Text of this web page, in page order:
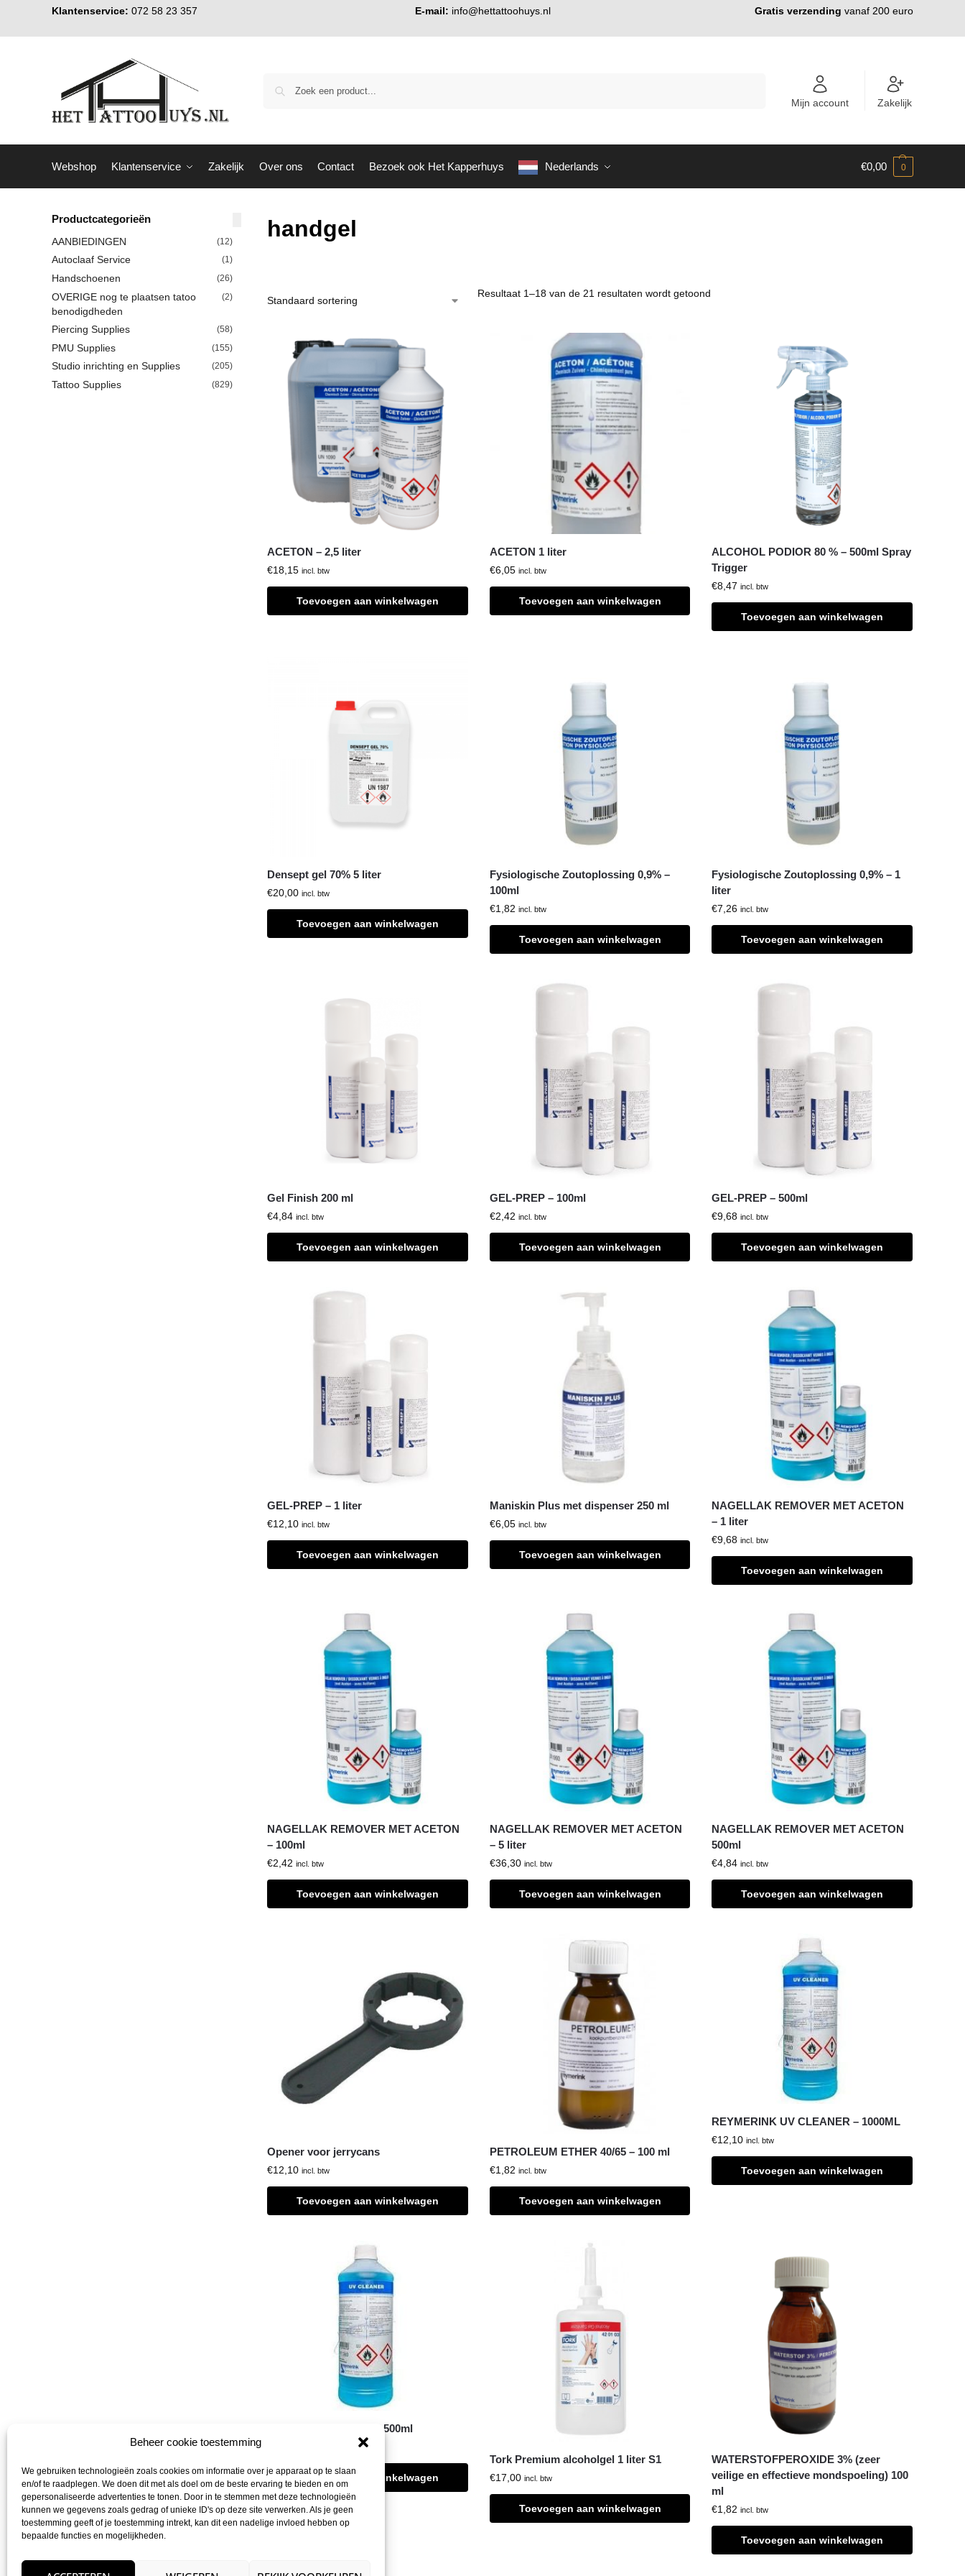
Beheer cookie toestemming
We gebruiken technologieën zoals cookies om informatie over je apparaat op te slaan
en/of te raadplegen. We doen dit met als doel om de beste ervaring te bieden en om
gepersonaliseerde advertenties te tonen. Door in te stemmen met deze technologieën
kunnen we gegevens zoals gedrag of unieke ID's op deze site verwerken. Als je geen
toestemming geeft of je toestemming intrekt, kan dit een nadelige invloed hebben op
bepaalde functies en mogelijkheden.
Klantenservice: 072 58 23 357 E-mail: info@hettattoohuys.nl Gratis verzending vanaf 200 euro
Mijn account Zakelijk
Webshop Klantenservice Zakelijk Over ons Contact Bezoek ook Het Kapperhuys Nederlands €0,00 0
handgel
Resultaat 1–18 van de 21 resultaten wordt getoond
ACETON – 2,5 liter
€18,15 incl. btw
Toevoegen aan winkelwagen
ACETON 1 liter
€6,05 incl. btw
Toevoegen aan winkelwagen
ALCOHOL PODIOR 80 % – 500ml Spray
Trigger
€8,47 incl. btw
Toevoegen aan winkelwagen
Densept gel 70% 5 liter
€20,00 incl. btw
Toevoegen aan winkelwagen
Fysiologische Zoutoplossing 0,9% –
100ml
€1,82 incl. btw
Toevoegen aan winkelwagen
Fysiologische Zoutoplossing 0,9% – 1
liter
€7,26 incl. btw
Toevoegen aan winkelwagen
Gel Finish 200 ml
€4,84 incl. btw
Toevoegen aan winkelwagen
GEL-PREP – 100ml
€2,42 incl. btw
Toevoegen aan winkelwagen
GEL-PREP – 500ml
€9,68 incl. btw
Toevoegen aan winkelwagen
GEL-PREP – 1 liter
€12,10 incl. btw
Toevoegen aan winkelwagen
Maniskin Plus met dispenser 250 ml
€6,05 incl. btw
Toevoegen aan winkelwagen
NAGELLAK REMOVER MET ACETON
– 1 liter
€9,68 incl. btw
Toevoegen aan winkelwagen
NAGELLAK REMOVER MET ACETON
– 100ml
€2,42 incl. btw
Toevoegen aan winkelwagen
NAGELLAK REMOVER MET ACETON
– 5 liter
€36,30 incl. btw
Toevoegen aan winkelwagen
NAGELLAK REMOVER MET ACETON
500ml
€4,84 incl. btw
Toevoegen aan winkelwagen
Opener voor jerrycans
€12,10 incl. btw
Toevoegen aan winkelwagen
PETROLEUM ETHER 40/65 – 100 ml
€1,82 incl. btw
Toevoegen aan winkelwagen
REYMERINK UV CLEANER – 1000ML
€12,10 incl. btw
Toevoegen aan winkelwagen
Reymerink UV Cleaner 500ml
Toevoegen aan winkelwagen
Tork Premium alcoholgel 1 liter S1
€17,00 incl. btw
Toevoegen aan winkelwagen
WATERSTOFPEROXIDE 3% (zeer
veilige en effectieve mondspoeling) 100
ml
€1,82 incl. btw
Toevoegen aan winkelwagen
Productcategorieën
AANBIEDINGEN (12)
Autoclaaf Service (1)
Handschoenen (26)
OVERIGE nog te plaatsen tatoo
benodigdheden
(2)
Piercing Supplies (58)
PMU Supplies (155)
Studio inrichting en Supplies (205)
Tattoo Supplies (829)